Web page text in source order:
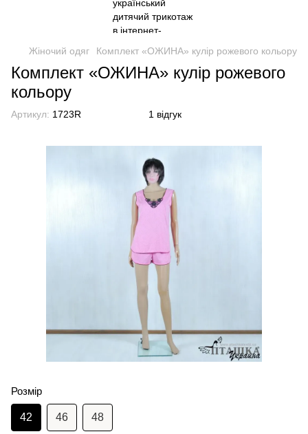
Жіночий одяг Комплект «ОЖИНА» кулір рожевого кольору
Комплект «ОЖИНА» кулір рожевого
кольору
Артикул: 1723R 1 відгук
Розмір
42 46 48